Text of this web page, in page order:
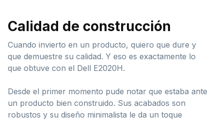
Calidad de construcción
Cuando invierto en un producto, quiero que dure y
que demuestre su calidad. Y eso es exactamente lo
que obtuve con el Dell E2020H.
Desde el primer momento pude notar que estaba ante
un producto bien construido. Sus acabados son
robustos y su diseño minimalista le da un toque